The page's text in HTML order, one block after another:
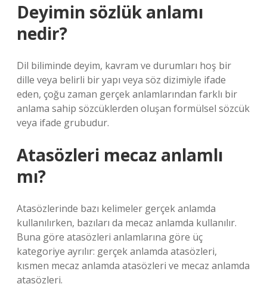
Deyimin sözlük anlamı
nedir?
Dil biliminde deyim, kavram ve durumları hoş bir
dille veya belirli bir yapı veya söz dizimiyle ifade
eden, çoğu zaman gerçek anlamlarından farklı bir
anlama sahip sözcüklerden oluşan formülsel sözcük
veya ifade grubudur.
Atasözleri mecaz anlamlı
mı?
Atasözlerinde bazı kelimeler gerçek anlamda
kullanılırken, bazıları da mecaz anlamda kullanılır.
Buna göre atasözleri anlamlarına göre üç
kategoriye ayrılır: gerçek anlamda atasözleri,
kısmen mecaz anlamda atasözleri ve mecaz anlamda
atasözleri.